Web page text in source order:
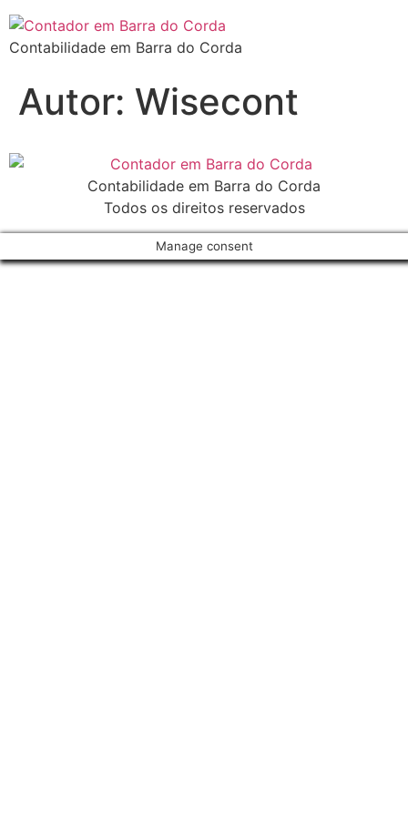
Contabilidade em Barra do Corda
Autor: Wisecont
Contabilidade em Barra do Corda
Todos os direitos reservados
Manage consent